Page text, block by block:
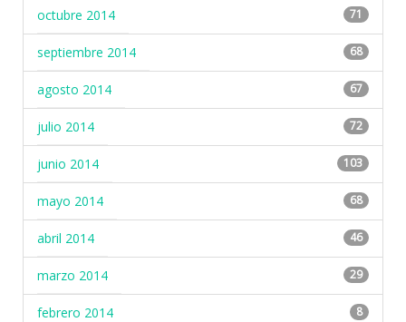
octubre 2014 71
septiembre 2014 68
agosto 2014 67
julio 2014 72
junio 2014 103
mayo 2014 68
abril 2014 46
marzo 2014 29
febrero 2014 8